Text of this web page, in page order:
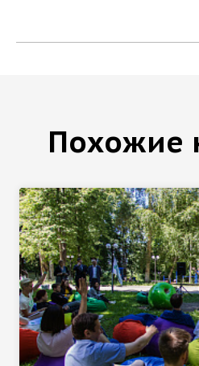
Похожие